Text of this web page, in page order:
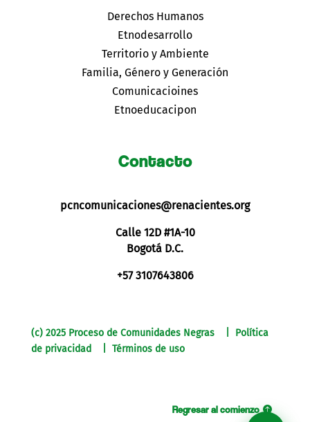
Derechos Humanos
Etnodesarrollo
Territorio y Ambiente
Familia, Género y Generación
Comunicacioines
Etnoeducacipon
Contacto
pcncomunicaciones@renacientes.org
Calle 12D #1A-10
Bogotá D.C.
+57 3107643806
(c) 2025 Proceso de Comunidades Negras | Política
de privacidad | Términos de uso
Regresar al comienzo